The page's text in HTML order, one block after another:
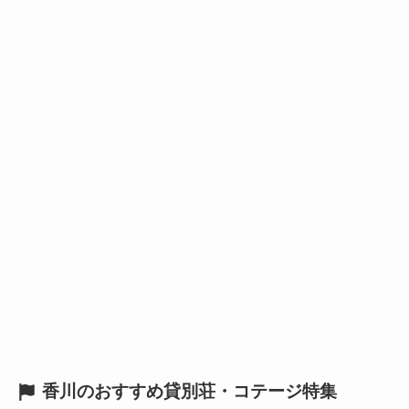
香川のおすすめ貸別荘・コテージ特集